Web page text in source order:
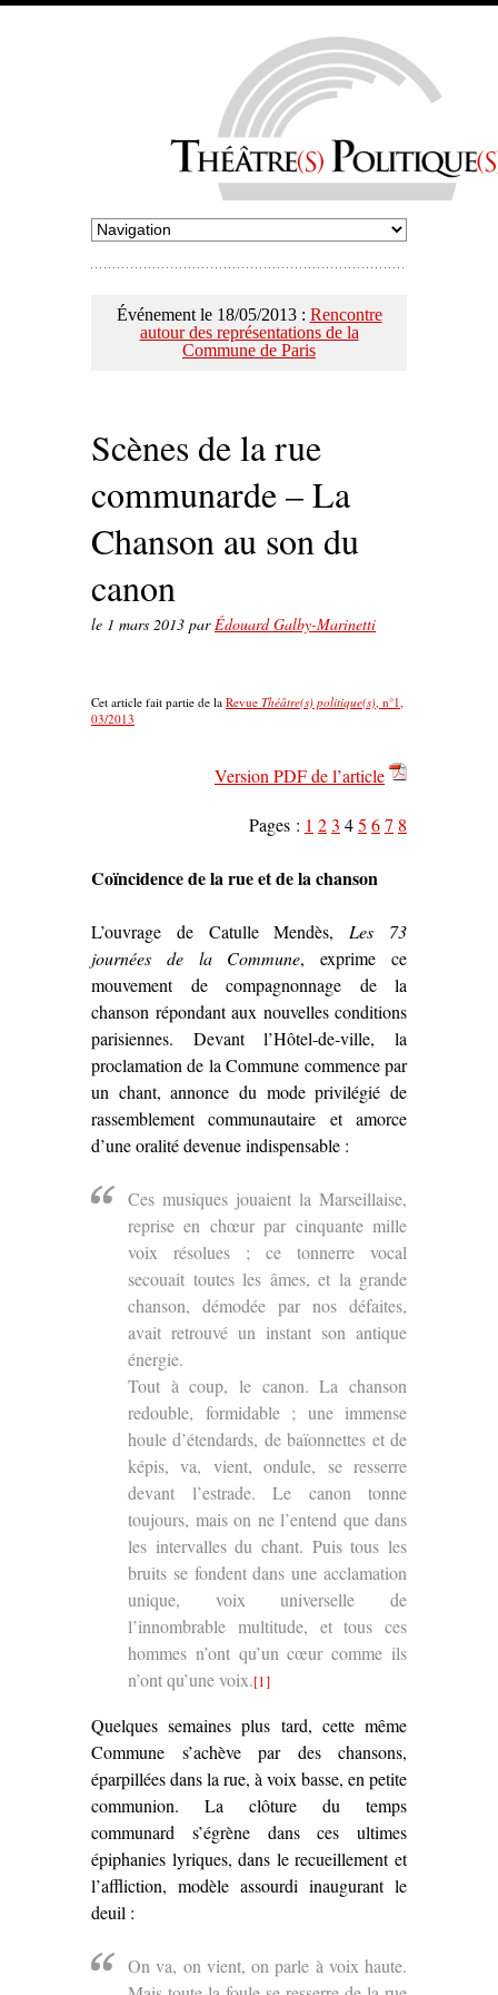
Événement le 18/05/2013 : Rencontre
autour des représentations de la
Commune de Paris
Scènes de la rue
communarde – La
Chanson au son du
canon
le 1 mars 2013 parÉdouard Galby-Marinetti
Cet article fait partie de la Revue Théâtre(s) politique(s) , n°1,
03/2013
Version PDF de l’article
Pages : 1 23 45 67 8
Coïncidence de la rue et de la chanson
L’ouvrage de Catulle Mendès, Les 73
journées de la Commune, exprime ce
mouvement de compagnonnage de la
chanson répondant aux nouvelles conditions
parisiennes. Devant l’Hôtel-de-ville, la
proclamation de la Commune commence par
un chant, annonce du mode privilégié de
rassemblement communautaire et amorce
d’une oralité devenue indispensable :
Ces musiques jouaient la Marseillaise,
reprise en chœur par cinquante mille
voix résolues ; ce tonnerre vocal
secouait toutes les âmes, et la grande
chanson, démodée par nos défaites,
avait retrouvé un instant son antique
énergie.
Tout à coup, le canon. La chanson
redouble, formidable ; une immense
houle d’étendards, de baïonnettes et de
képis, va, vient, ondule, se resserre
devant l’estrade. Le canon tonne
toujours, mais on ne l’entend que dans
les intervalles du chant. Puis tous les
bruits se fondent dans une acclamation
unique, voix universelle de
l’innombrable multitude, et tous ces
hommes n’ont qu’un cœur comme ils
n’ont qu’une voix.[1]
Quelques semaines plus tard, cette même
Commune s’achève par des chansons,
éparpillées dans la rue, à voix basse, en petite
communion. La clôture du temps
communard s’égrène dans ces ultimes
épiphanies lyriques, dans le recueillement et
l’affliction, modèle assourdi inaugurant le
deuil :
On va, on vient, on parle à voix haute.